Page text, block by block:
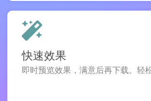
快速效果
即时预览效果，满意后再下载。轻